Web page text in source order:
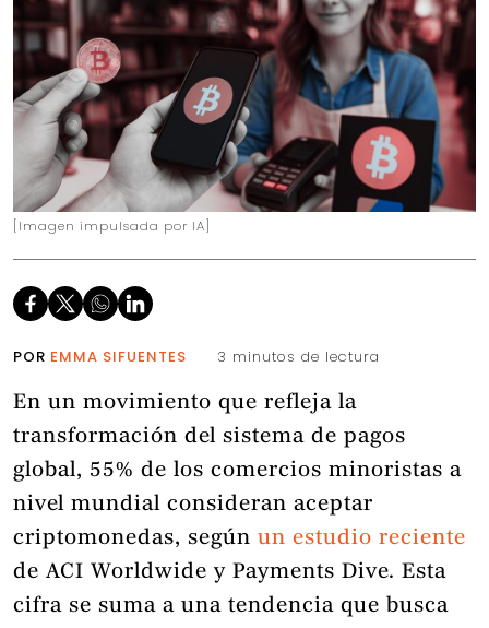
[Imagen impulsada por IA]
POR EMMA SIFUENTES 3 minutos de lectura
En un movimiento que refleja la
transformación del sistema de pagos
global, 55% de los comercios minoristas a
nivel mundial consideran aceptar
criptomonedas, según un estudio reciente
de ACI Worldwide y Payments Dive. Esta
cifra se suma a una tendencia que busca